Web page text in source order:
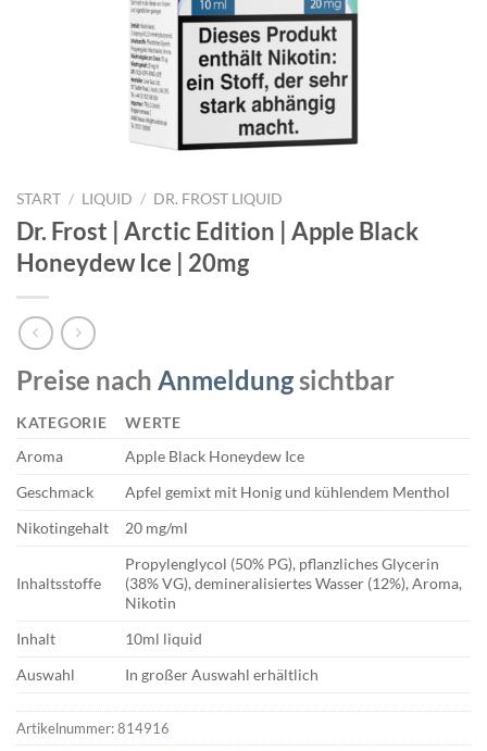
START / LIQUID / DR. FROST LIQUID
Dr. Frost | Arctic Edition | Apple Black
Honeydew Ice | 20mg
Preise nach Anmeldungsichtbar
KATEGORIE
WERTE
Aroma
Apple Black Honeydew Ice
Geschmack
Apfel gemixt mit Honig und kühlendem Menthol
Nikotingehalt
20 mg/ml
Inhaltsstoffe
Propylenglycol (50% PG), pflanzliches Glycerin
(38% VG), demineralisiertes Wasser (12%), Aroma,
Nikotin
Inhalt
10ml liquid
Auswahl
In großer Auswahl erhältlich
Artikelnummer:814916